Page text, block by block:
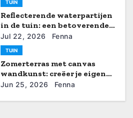
TUIN
Reflecterende waterpartijen
in de tuin: een betoverende
zomerse toevoeging
Jul 22, 2026 Fenna
TUIN
Zomerterras met canvas
wandkunst: creëer je eigen
galerie
Jun 25, 2026 Fenna